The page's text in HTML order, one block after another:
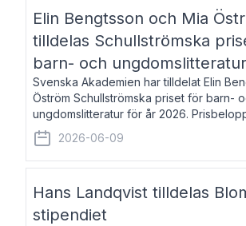
Elin Bengtsson och Mia
tilldelas Schullströmska
barn- och ungdomslitteratur
Svenska Akademien har tilldelat Elin
Öström Schullströmska priset för barn-
ungdomslitteratur för år 2026.
kronor vardera. Elin Bengtsson, född
och forskare i genusvetenskap.
2026-06-09
Hans Landqvist tilldelas
stipendiet